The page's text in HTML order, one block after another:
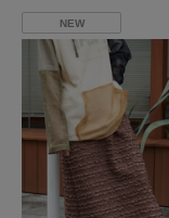
NEW